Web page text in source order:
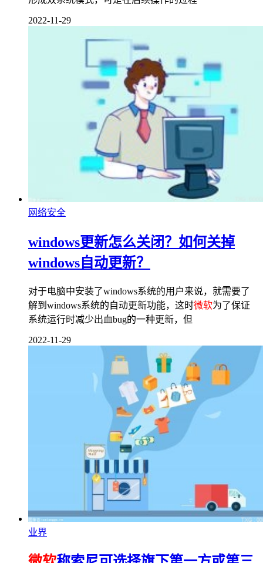
2022-11-29
网络安全
windows更新怎么关闭？如何关掉
windows自动更新？
对于电脑中安装了windows系统的用户来说，就需要了
解到windows系统的自动更新功能，这时微软为了保证
系统运行时减少出血bug的一种更新，但
2022-11-29
业界